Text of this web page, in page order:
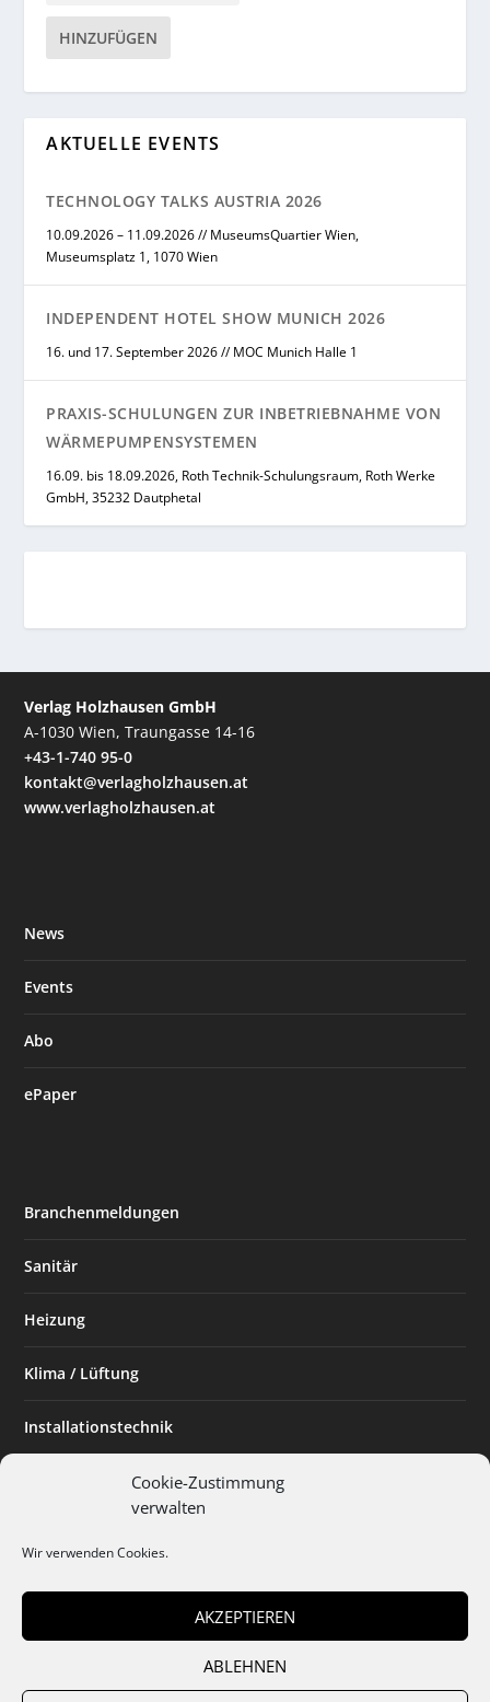
Cookie-Zustimmung
verwalten
Wir verwenden Cookies.
AKZEPTIEREN
ABLEHNEN
HINZUFÜGEN
AKTUELLE EVENTS
TECHNOLOGY TALKS AUSTRIA 2026
10.09.2026 – 11.09.2026 // MuseumsQuartier Wien,
Museumsplatz 1, 1070 Wien
INDEPENDENT HOTEL SHOW MUNICH 2026
16. und 17. September 2026 // MOC Munich Halle 1
PRAXIS-SCHULUNGEN ZUR INBETRIEBNAHME VON
WÄRMEPUMPENSYSTEMEN
16.09. bis 18.09.2026, Roth Technik-Schulungsraum, Roth Werke
GmbH, 35232 Dautphetal
Verlag Holzhausen GmbH
A-1030 Wien, Traungasse 14-16
+43-1-740 95-0
kontakt@verlagholzhausen.at
www.verlagholzhausen.at
News
Events
Abo
ePaper
Branchenmeldungen
Sanitär
Heizung
Klima / Lüftung
Installationstechnik
Planen & Bauen
Installateur des Monats